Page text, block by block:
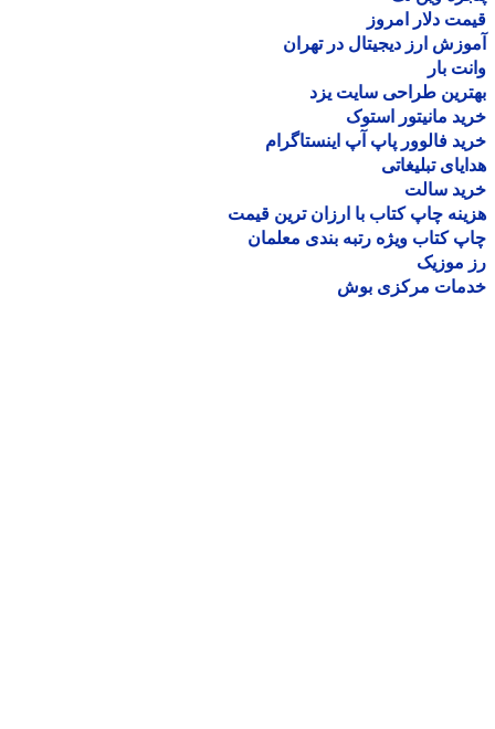
دلار امروز
ارز دیجیتال در تهران
بار
طراحی سایت یزد
مانیتور استوک
فالوور پاپ آپ اینستاگرام
تبلیغاتی
سالت
چاپ کتاب با ارزان ترین قیمت
کتاب ویژه رتبه بندی معلمان
موزیک
مرکزی بوش